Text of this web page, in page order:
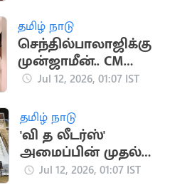
தமிழ் நாடு
செந்தில்பாலாஜிக்கு
முன்ஜாமீன்.. CM
விஜய்க்கு அதிர்ச்சி
Jul 12, 2026, 01:07 IST
தமிழ் நாடு
'வி த லீடர்ஸ்'
அமைப்பின் முதல்
மாநாடு இன்று
Jul 12, 2026, 01:07 IST